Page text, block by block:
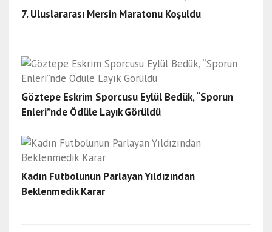
7. Uluslararası Mersin Maratonu Koşuldu
Göztepe Eskrim Sporcusu Eylül Bedük, “Sporun
Enleri”nde Ödüle Layık Görüldü
Kadın Futbolunun Parlayan Yıldızından
Beklenmedik Karar